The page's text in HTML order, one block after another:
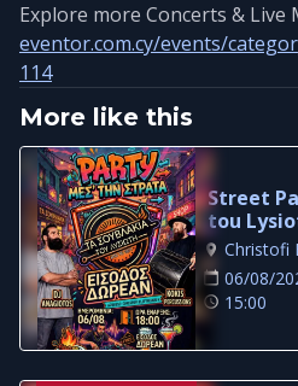
Explore more Concerts & Live
eventor.com.cy/events/
114
More like this
Street
tou
Night in
06/08/
15:00